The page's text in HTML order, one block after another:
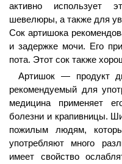
активно использует
шевелюры, а также для
Сок артишока
и задержке мочи. Его
пота. Этот сок также
Артишок — продукт
рекомендуемый для
медицина применяет
болезни и крапивницы.
пожилым людям,
употребляют много
имеет свойство